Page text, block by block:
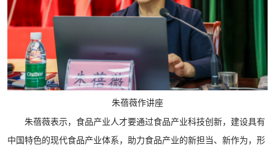
朱蓓薇作讲座
朱蓓薇表示，食品产业人才要通过食品产业科技创新，建设具有
中国特色的现代食品产业体系，助力食品产业的新担当、新作为，形